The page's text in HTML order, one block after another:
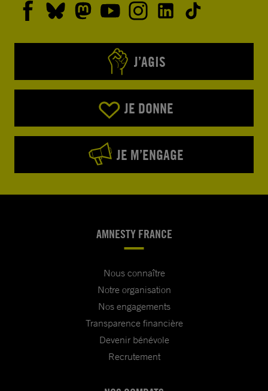
J’AGIS
JE DONNE
JE M’ENGAGE
AMNESTY FRANCE
Nous connaître
Notre organisation
Nos engagements
Transparence financière
Devenir bénévole
Recrutement